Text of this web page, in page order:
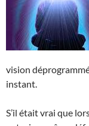
vision
instant.
S’il était vrai que